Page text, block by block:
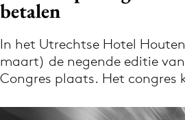
Volg het laatste nieuws
Nieuws
betalen
In het Utrechtse Hotel
maart) de negende editie
Congres plaats. Het congres